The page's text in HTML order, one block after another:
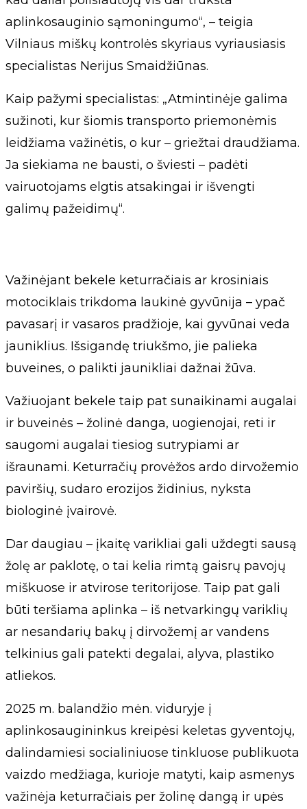
aplinkosauginio sąmoningumo“, – teigia
Vilniaus miškų kontrolės skyriaus vyriausiasis
specialistas Nerijus Smaidžiūnas.
Kaip pažymi specialistas: „Atmintinėje galima
sužinoti, kur šiomis transporto priemonėmis
leidžiama važinėtis, o kur – griežtai draudžiama.
Ja siekiama ne bausti, o šviesti – padėti
vairuotojams elgtis atsakingai ir išvengti
galimų pažeidimų“.
Važinėjant bekele keturračiais ar krosiniais
motociklais trikdoma laukinė gyvūnija – ypač
pavasarį ir vasaros pradžioje, kai gyvūnai veda
jauniklius. Išsigandę triukšmo, jie palieka
buveines, o palikti jaunikliai dažnai žūva.
Važiuojant bekele taip pat sunaikinami augalai
ir buveinės – žolinė danga, uogienojai, reti ir
saugomi augalai tiesiog sutrypiami ar
išraunami. Keturračių provėžos ardo dirvožemio
paviršių, sudaro erozijos židinius, nyksta
biologinė įvairovė.
Dar daugiau – įkaitę varikliai gali uždegti sausą
žolę ar paklotę, o tai kelia rimtą gaisrų pavojų
miškuose ir atvirose teritorijose. Taip pat gali
būti teršiama aplinka – iš netvarkingų variklių
ar nesandarių bakų į dirvožemį ar vandens
telkinius gali patekti degalai, alyva, plastiko
atliekos.
2025 m. balandžio mėn. viduryje į
aplinkosaugininkus kreipėsi keletas gyventojų,
dalindamiesi socialiniuose tinkluose publikuota
vaizdo medžiaga, kurioje matyti, kaip asmenys
važinėja keturračiais per žolinę dangą ir upės